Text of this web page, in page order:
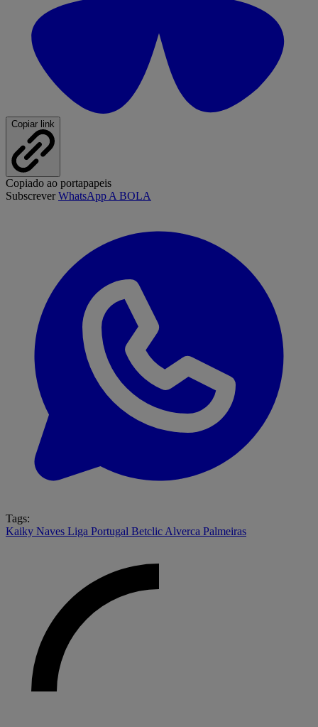
Copiar link
Copiado ao portapapeis
SubscreverWhatsApp A BOLA
Tags:
Kaiky Naves Liga Portugal Betclic Alverca Palmeiras